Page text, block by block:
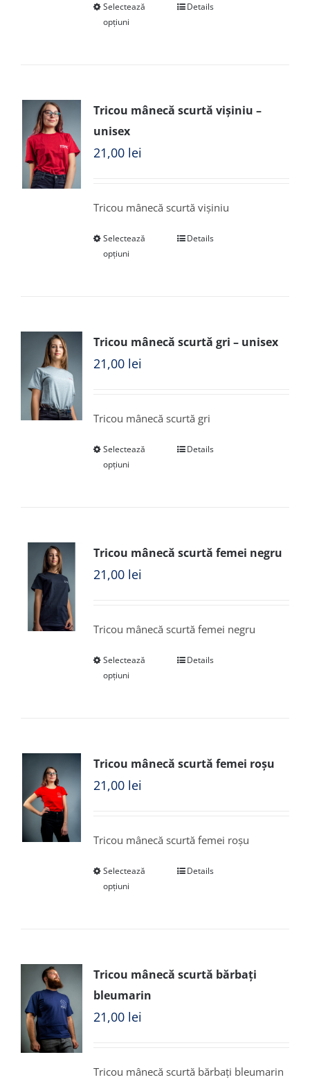
Selectează
opțiuni
Details
Tricou mânecă scurtă vișiniu –
unisex
21,00 lei
Tricou mânecă scurtă vișiniu
Selectează
opțiuni
Details
Tricou mânecă scurtă gri – unisex
21,00 lei
Tricou mânecă scurtă gri
Selectează
opțiuni
Details
Tricou mânecă scurtă femei negru
21,00 lei
Tricou mânecă scurtă femei negru
Selectează
opțiuni
Details
Tricou mânecă scurtă femei roșu
21,00 lei
Tricou mânecă scurtă femei roșu
Selectează
opțiuni
Details
Tricou mânecă scurtă bărbați
bleumarin
21,00 lei
Tricou mânecă scurtă bărbați bleumarin